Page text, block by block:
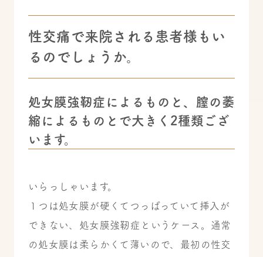
性交痛で来院される患者様もい
るのでしょうか。
処女膜強靭症によるものと、膣の萎
縮によるものとで大きく2種類ござ
います。
いらっしゃいます。
１つは処女膜が硬くてつっぱっていて挿入が
できない、 処女膜強靭症 というケース。 通常
の処女膜は柔らかくて薄いので、最初の性交